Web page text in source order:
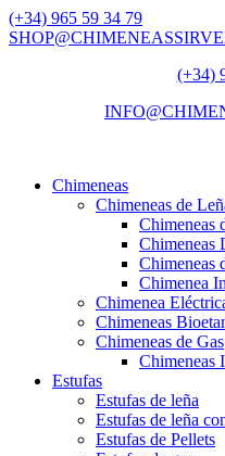
(+34) 965 59 34 79
(+34)
Chimeneas
Chimeneas de
Chimeneas
Chimeneas
Chimeneas
Chimenea
Chimenea
Chimeneas
Chimeneas de Gas
Chimeneas
Estufas
Estufas de leña
Estufas de leña
Estufas de Pellets